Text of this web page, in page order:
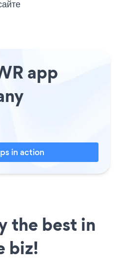
app
in action
the best in
biz!